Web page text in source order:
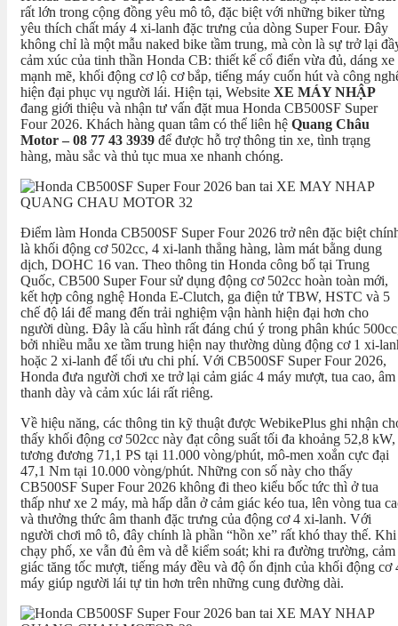
rất lớn trong cộng đồng yêu mô tô, đặc biệt với những biker từng
yêu thích chất máy 4 xi-lanh đặc trưng của dòng Super Four. Đây
không chỉ là một mẫu naked bike tầm trung, mà còn là sự trở lại
cảm xúc của tinh thần Honda CB: thiết kế cổ điển vừa đủ, dáng xe
mạnh mẽ, khối động cơ lộ cơ bắp, tiếng máy cuốn hút và công
hiện đại phục vụ người lái. Hiện tại, Website XE MÁY NHẬP
đang giới thiệu và nhận tư vấn đặt mua Honda CB500SF Super
Four 2026. Khách hàng quan tâm có thể liên hệ Quang Châu
Motor – 08 77 43 3939 để được hỗ trợ thông tin xe, tình trạng
hàng, màu sắc và thủ tục mua xe nhanh chóng.
Điểm làm Honda CB500SF Super Four 2026 trở nên đặc biệt
là khối động cơ 502cc, 4 xi-lanh thẳng hàng, làm mát bằng dung
dịch, DOHC 16 van. Theo thông tin Honda công bố tại Trung
Quốc, CB500 Super Four sử dụng động cơ 502cc hoàn toàn mới,
kết hợp công nghệ Honda E-Clutch, ga điện tử TBW, HSTC và 5
chế độ lái để mang đến trải nghiệm vận hành hiện đại hơn cho
người dùng. Đây là cấu hình rất đáng chú ý trong phân khúc
bởi nhiều mẫu xe tầm trung hiện nay thường dùng động cơ 1 xi-
hoặc 2 xi-lanh để tối ưu chi phí. Với CB500SF Super Four 2026,
Honda đưa người chơi xe trở lại cảm giác 4 máy mượt, tua cao, âm
thanh dày và cảm xúc lái rất riêng.
Về hiệu năng, các thông tin kỹ thuật được WebikePlus ghi nhận
thấy khối động cơ 502cc này đạt công suất tối đa khoảng 52,8 kW,
tương đương 71,1 PS tại 11.000 vòng/phút, mô-men xoắn cực đại
47,1 Nm tại 10.000 vòng/phút. Những con số này cho thấy
CB500SF Super Four 2026 không đi theo kiểu bốc tức thì ở tua
thấp như xe 2 máy, mà hấp dẫn ở cảm giác kéo tua, lên vòng tua
và thưởng thức âm thanh đặc trưng của động cơ 4 xi-lanh. Với
người chơi mô tô, đây chính là phần “hồn xe” rất khó thay thế. Khi
chạy phố, xe vẫn đủ êm và dễ kiểm soát; khi ra đường trường, cảm
giác tăng tốc mượt, tiếng máy đều và độ ổn định của khối động cơ
máy giúp người lái tự tin hơn trên những cung đường dài.